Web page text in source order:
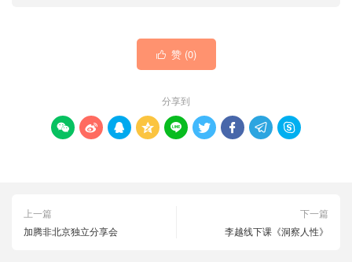
 赞 (0)
分享到
        
上一篇
加腾非北京独立分享会
下一篇
李越线下课《洞察人性》